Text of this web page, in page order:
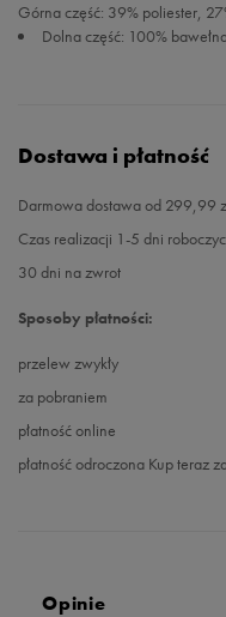
Górna część: 39% poliester,
Dolna część: 100%
Dostawa i płatność
Darmowa dostawa od 299,99
Czas realizacji 1-5 dni
30 dni na zwrot
Sposoby płatności:
przelew zwykły
za pobraniem
płatność online
płatność odroczona Kup teraz
Opinie